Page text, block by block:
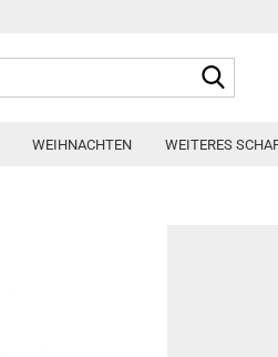
WEIHNACHTEN WEITERES